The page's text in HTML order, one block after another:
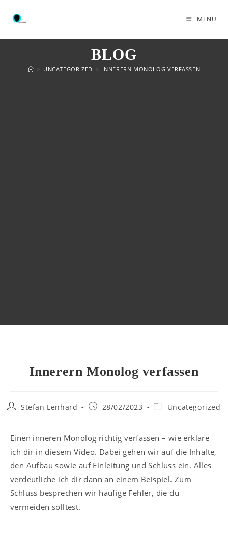
MENÜ
BLOG
> UNCATEGORIZED > INNERERN MONOLOG VERFASSEN
Innerern Monolog verfassen
Stefan Lenhard 28/02/2023 Uncategorized
Einen inneren Monolog richtig verfassen – wie erkläre
ich dir in diesem Video. Dabei gehen wir auf die Inhalte,
den Aufbau sowie auf Einleitung und Schluss ein. Alles
verdeutliche ich dir dann an einem Beispiel. Zum
Schluss besprechen wir häufige Fehler, die du
vermeiden solltest.